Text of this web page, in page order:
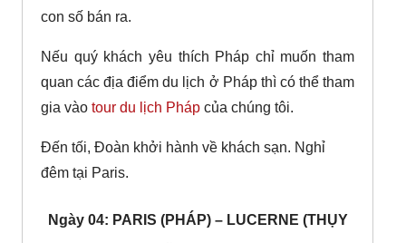
con số bán ra.
Nếu quý khách yêu thích Pháp chỉ muốn tham
quan các địa điểm du lịch ở Pháp thì có thể tham
gia vào tour du lịch Pháp của chúng tôi.
Đến tối, Đoàn khởi hành về khách sạn. Nghỉ
đêm tại Paris.
Ngày 04: PARIS (PHÁP) – LUCERNE (THỤY